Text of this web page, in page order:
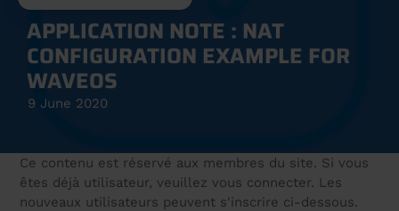
APPLICATION NOTE : NAT
CONFIGURATION EXAMPLE FOR
WAVEOS
9 June 2020
Ce contenu est réservé aux membres du site. Si vous
êtes déjà utilisateur, veuillez vous connecter. Les
nouveaux utilisateurs peuvent s'inscrire ci-dessous.